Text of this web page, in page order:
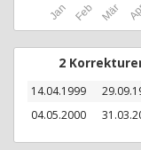
Jan Feb Mär
2
14.04.1999
04.05.2000